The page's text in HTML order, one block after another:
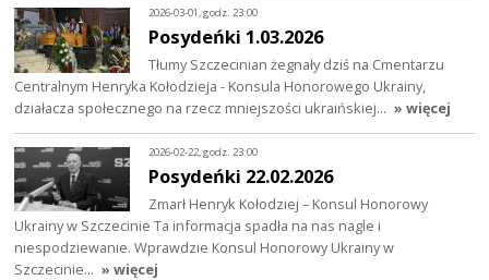
2026-03-01, godz. 23:00
Posydeńki 1.03.2026
Tłumy Szczecinian żegnały dziś na Cmentarzu
Centralnym Henryka Kołodzieja - Konsula Honorowego Ukrainy,
działacza społecznego na rzecz mniejszości ukraińskiej… » więcej
2026-02-22, godz. 23:00
Posydeńki 22.02.2026
Zmarł Henryk Kołodziej – Konsul Honorowy
Ukrainy w Szczecinie Ta informacja spadła na nas nagle i
niespodziewanie. Wprawdzie Konsul Honorowy Ukrainy w
Szczecinie… » więcej